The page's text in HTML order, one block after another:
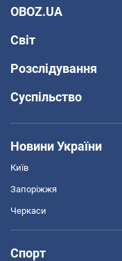
OBOZ.UA
Світ
Розслідування
Суспільство
Новини України
Київ
Запоріжжя
Черкаси
Спорт